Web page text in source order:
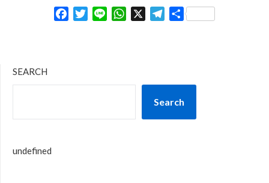
FacebookTwitterLine WhatsApp Telegram
Share
SEARCH
Search
undefined